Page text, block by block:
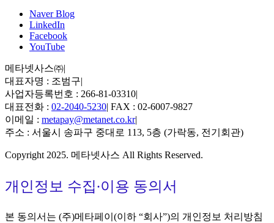
Naver Blog
LinkedIn
Facebook
YouTube
메타넷사스㈜|
대표자명 : 조범구|
사업자등록번호 : 266-81-03310|
대표전화 : 02-2040-5230| FAX : 02-6007-9827
이메일 : metapay@metanet.co.kr|
주소 : 서울시 송파구 중대로 113, 5층 (가락동, 전기회관)
Copyright 2025. 메타넷사스 All Rights Reserved.
개인정보 수집∙이용 동의서
본 동의서는 (주)메타페이(이하 “회사”)의 개인정보 처리방침